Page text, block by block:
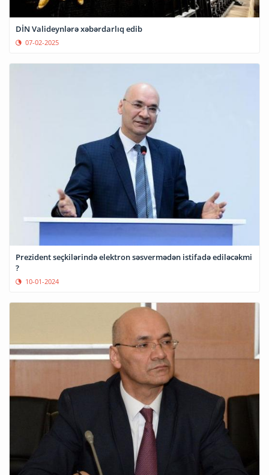
DİN Valideynlərə xəbərdarlıq edib
07-02-2025
Prezident seçkilərində elektron səsvermədən istifadə ediləcəkmi
?
10-01-2024